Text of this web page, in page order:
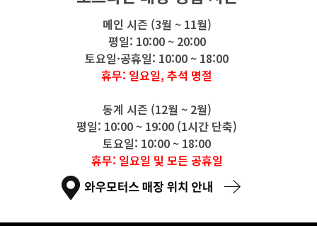
메인 시즌 (3월 ~ 11월)
평일: 10:00 ~ 20:00
토요일·공휴일: 10:00 ~ 18:00
휴무: 일요일, 추석 명절
동계 시즌 (12월 ~ 2월)
평일: 10:00 ~ 19:00 (1시간 단축)
토요일: 10:00 ~ 18:00
휴무: 일요일 및 모든 공휴일